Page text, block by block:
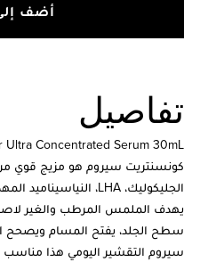
أضف
تفاصيل
كونسنتريت سيروم هو مزيج
الجليكوليك، LHA، النياسيناميد المهدئ و مياه الينابيع الحرارية للوجه.
يهدف الملمس المرطب والغير لاصق،
سطح الجلد، يفتح المسام ويصحح
سيروم التقشير اليومي هذا